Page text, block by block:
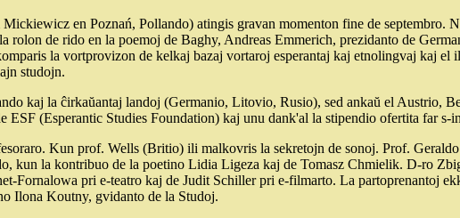
en Poznań, Pollando) atingis gravan momenton fine de septembro.
de rido en la poemoj de Baghy, Andreas Emmerich, prezidanto de
la vortprovizon de kelkaj bazaj vortaroj esperantaj kaj etnolingvaj kaj
studojn.
kaj la ĉirkaŭantaj landoj (Germanio, Litovio, Rusio), sed ankaŭ el Austrio,
ESF (Esperantic Studies Foundation) kaj unu dank'al la stipendio ofertita far
Kun prof. Wells (Britio) ili malkovris la sekretojn de sonoj. Prof.
kun la kontribuo de la poetino Lidia Ligeza kaj de Tomasz Chmielik. D-ro
Fornalowa pri e-teatro kaj de Judit Schiller pri e-filmarto. La partoprenantoj
Ilona Koutny, gvidanto de la Studoj.